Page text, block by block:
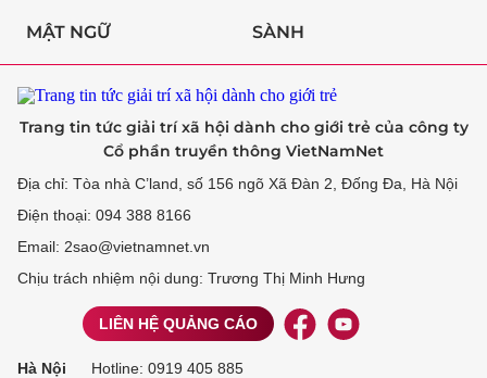
MẬT NGỮ SÀNH
Trang tin tức giải trí xã hội dành cho giới trẻ của công ty
Cổ phần truyền thông VietNamNet
Địa chỉ: Tòa nhà C’land, số 156 ngõ Xã Đàn 2, Đống Đa, Hà Nội
Điện thoại: 094 388 8166
Email: 2sao@vietnamnet.vn
Chịu trách nhiệm nội dung: Trương Thị Minh Hưng
LIÊN HỆ QUẢNG CÁO
Hà Nội Hotline: 0919 405 885